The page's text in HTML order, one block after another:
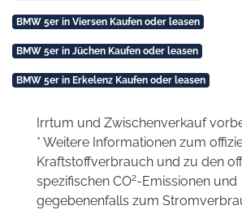
BMW 5er in Viersen Kaufen oder leasen
BMW 5er in Jüchen Kaufen oder leasen
BMW 5er in Erkelenz Kaufen oder leasen
Irrtum und Zwischenverkauf
* Weitere Informationen zum
Kraftstoffverbrauch und zu den
spezifischen CO2-Emissionen und
gegebenenfalls zum